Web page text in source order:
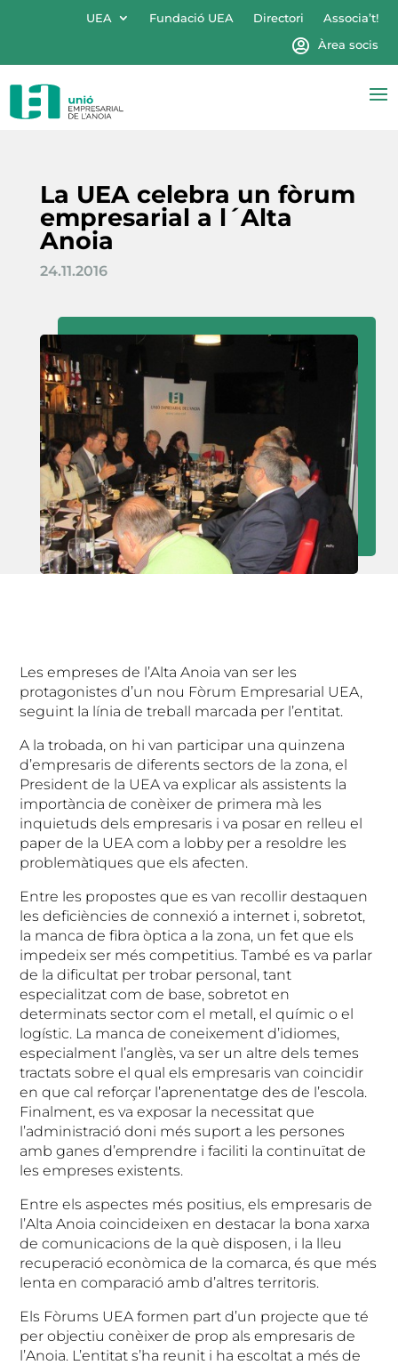
UEA Fundació UEA Directori
Associa’t!
Àrea socis
La UEA celebra un fòrum
empresarial a l´Alta
Anoia
24.11.2016
Les empreses de l’Alta Anoia van ser les
protagonistes d’un nou Fòrum Empresarial UEA,
seguint la línia de treball marcada per l’entitat.
A la trobada, on hi van participar una quinzena
d’empresaris de diferents sectors de la zona, el
President de la UEA va explicar als assistents la
importància de conèixer de primera mà les
inquietuds dels empresaris i va posar en relleu el
paper de la UEA com a lobby per a resoldre les
problemàtiques que els afecten.
Entre les propostes que es van recollir destaquen
les deficiències de connexió a internet i, sobretot,
la manca de fibra òptica a la zona, un fet que els
impedeix ser més competitius. També es va parlar
de la dificultat per trobar personal, tant
especialitzat com de base, sobretot en
determinats sector com el metall, el químic o el
logístic. La manca de coneixement d’idiomes,
especialment l’anglès, va ser un altre dels temes
tractats sobre el qual els empresaris van coincidir
en que cal reforçar l’aprenentatge des de l’escola.
Finalment, es va exposar la necessitat que
l’administració doni més suport a les persones
amb ganes d’emprendre i faciliti la continuïtat de
les empreses existents.
Entre els aspectes més positius, els empresaris de
l’Alta Anoia coincideixen en destacar la bona xarxa
de comunicacions de la què disposen, i la lleu
recuperació econòmica de la comarca, és que més
lenta en comparació amb d’altres territoris.
Els Fòrums UEA formen part d’un projecte que té
per objectiu conèixer de prop als empresaris de
l’Anoia. L’entitat s’ha reunit i ha escoltat a més de